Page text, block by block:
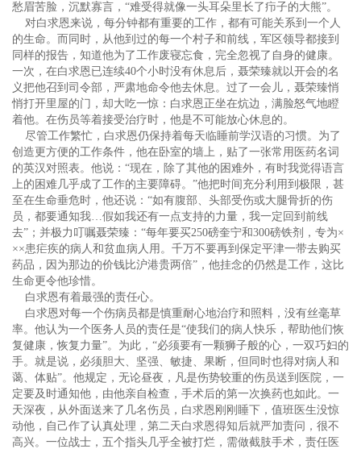
愁眉苦脸，沉默寡言，“难受得就像一头耳朵里长了疖子的大熊”。
对白求恩来说，每分钟都有重要的工作，都有可能关系到一个人
的生命。而同时，从他到过的每一个村子和前线，军区领导都接到
同样的报告，知道他为了工作废寝忘食，完全忽视了自身的健康。
一次，在白求恩已连续40个小时没有休息后，聂荣臻就以开会的名
义把他召到司令部，严肃地命令他去休息。过了一会儿，聂荣臻悄
悄打开里屋的门，却大吃一惊：白求恩正坐在炕边，满脸怒气地瞪
着他。在伤员等着接受治疗时，他是不可能放心休息的。
尽管工作繁忙，白求恩仍保持着每天临睡前学汉语的习惯。为了
创造更方便的工作条件，他在卧室的墙上，贴了一张常用医药名词
的英汉对照表。他说：“现在，除了其他的困难外，有时我觉得语言
上的困难几乎成了工作的主要障碍。”他把时间充分利用到极限，甚
至在生命垂危时，他还说：“如有腹部、头部受伤或大腿骨折的伤
员，都要通知我…假如我还有一点支持的力量，我一定回到前线
去”；并极力叮嘱聂荣臻：“每年要买250磅奎宁和300磅铁剂，专为×
××患疟疾的病人和贫血病人用。千万不要再到保定平津一带去购买
药品，因为那边的价钱比沪港贵两倍”，他挂念的仍然是工作，这比
生命更令他珍惜。
白求恩有着最强的责任心。
白求恩对每一个伤病员都是慎重耐心地治疗和照料，没有丝毫草
率。他认为一个医务人员的责任是“使我们的病人快乐，帮助他们恢
复健康，恢复力量”。为此，“必须要有一颗狮子般的心，一双巧妇的
手。就是说，必须胆大、坚强、敏捷、果断，但同时也得对病人和
蔼、体贴”。他规定，无论昼夜，凡是伤势较重的伤员送到医院，一
定要及时通知他，由他亲自检查，手术后的第一次换药也如此。一
天深夜，从外面送来了几名伤员，白求恩刚刚睡下，值班医生没惊
动他，自己作了认真处理，第二天白求恩得知后就严加责问，很不
高兴。一位战士，五个指头几乎全被打烂，需做截肢手术，责任医